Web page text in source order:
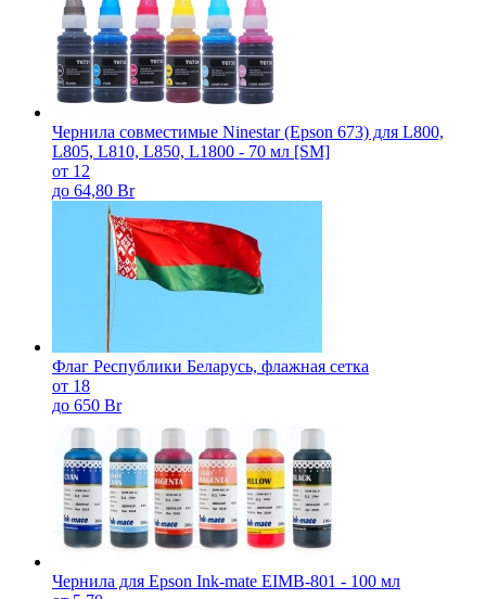
Чернила совместимые Ninestar (Epson 673) для L800,
L805, L810, L850, L1800 - 70 мл [SM]
от 12
до 64,80 Br
Флаг Республики Беларусь, флажная сетка
от 18
до 650 Br
Чернила для Epson Ink-mate EIMB-801 - 100 мл